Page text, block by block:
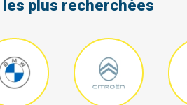
plus recherchées